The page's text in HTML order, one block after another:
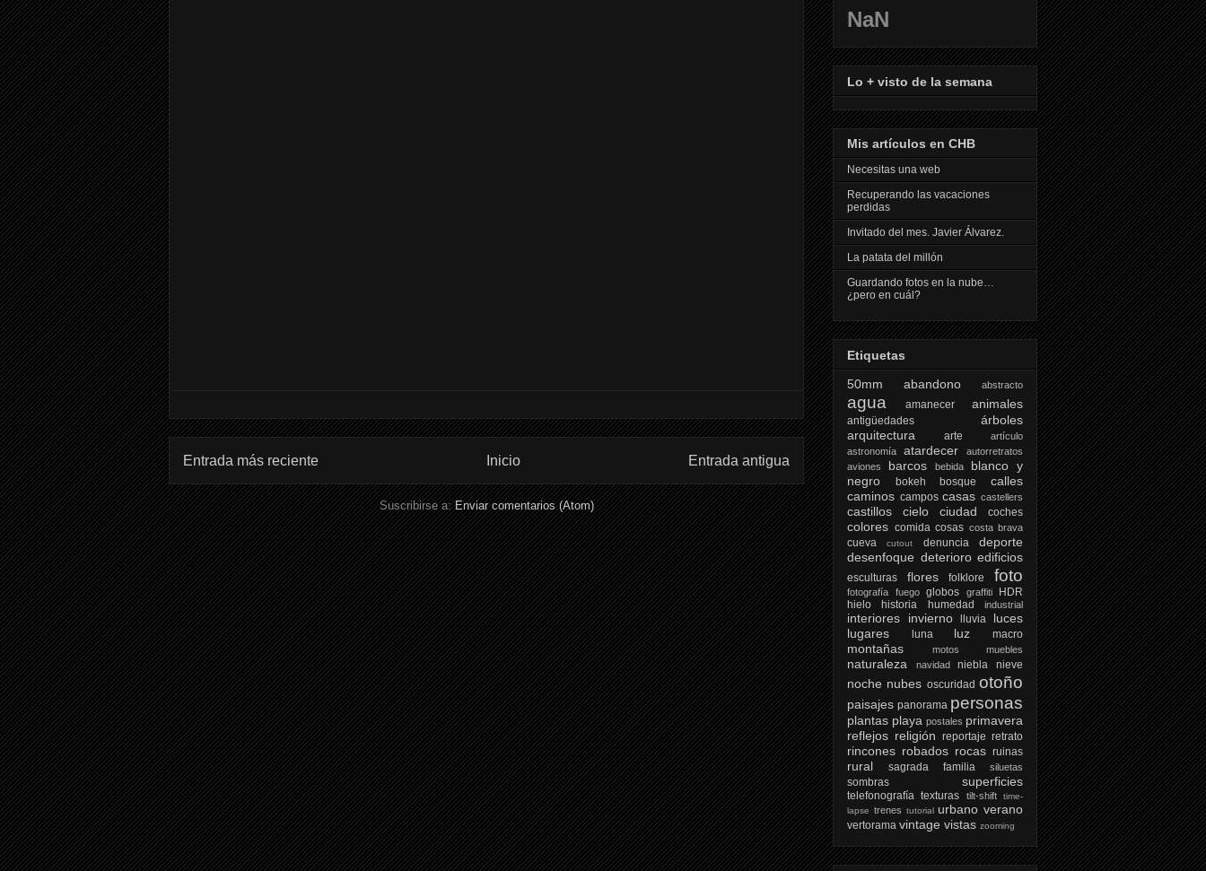
Entrada más reciente Entrada antigua
Inicio
Suscribirse a:Enviar comentarios (Atom)
NaN
Lo + visto de la semana
Mis artículos en CHB
Necesitas una web
Recuperando las vacaciones
perdidas
Invitado del mes. Javier Álvarez.
La patata del millón
Guardando fotos en la nube…
¿pero en cuál?
Etiquetas
50mm
abandono abstracto
agua amanecer animales
antigüedades
árboles
arquitectura
arte
artículo
astronomía
atardecer
autorretratos
aviones
barcos bebida
blanco y
negro
bokeh bosque
calles
caminos campos casas castellers
castillos cielo ciudad coches
colores comida cosas costa brava
cueva cutout denuncia
deporte
desenfoque deterioro edificios
esculturas flores folklore foto
fotografía fuego globos graffiti
HDR
hielo
historia humedad industrial
interiores invierno lluvia
luces
lugares
luna luz macro
montañas motos muebles
naturaleza navidad niebla nieve
noche nubes oscuridad otoño
paisajes panorama personas
plantas playa postales primavera
reflejos religión reportaje retrato
rincones robados rocas ruinas
rural sagrada familia siluetas
sombras superficies
telefonografía texturas tilt-shift
time-
lapse trenes tutorial urbano verano
vertorama vintage vistas zooming